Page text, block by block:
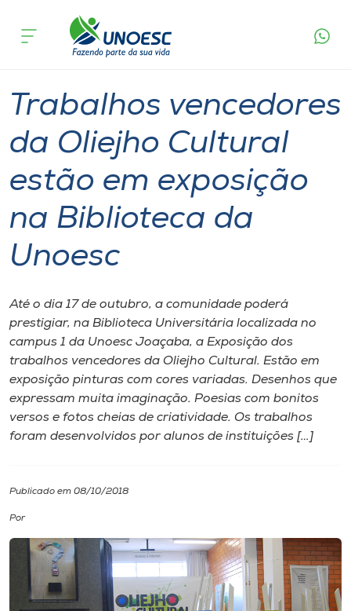
Cursos
Pesquisa
Atendimento ao Estudante
Portal de Ensino
Internacionalização
I.nova
Diplomados
Biblioteca
acontece
Trabalhos vencedores
da Oliejho Cultural
estão em exposição
na Biblioteca da
Unoesc
Até o dia 17 de outubro, a comunidade poderá
prestigiar, na Biblioteca Universitária localizada no
campus 1 da Unoesc Joaçaba, a Exposição dos
trabalhos vencedores da Oliejho Cultural. Estão em
exposição pinturas com cores variadas. Desenhos que
expressam muita imaginação. Poesias com bonitos
versos e fotos cheias de criatividade. Os trabalhos
foram desenvolvidos por alunos de instituições […]
Publicado em 08/10/2018
Por